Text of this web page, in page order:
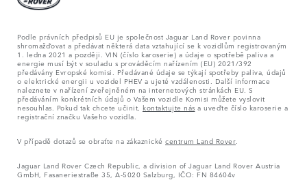
Podle právních předpisů EU je společnost Jaguar Land Rover povinna
shromažďovat a předávat některá data vztahující se k vozidlům registrovaným
1. ledna 2021 a později. VIN (číslo karoserie) a údaje o spotřebě paliva a
energie musí být v souladu s prováděcím nařízením (EU) 2021/392
předávány Evropské komisi. Předávané údaje se týkají spotřeby paliva, údajů
o elektrické energii u vozidel PHEV a ujeté vzdálenosti. Další informace
naleznete v nařízení zveřejněném na internetových stránkách EU. S
předáváním konkrétních údajů o Vašem vozidle Komisi můžete vyslovit
nesouhlas. Pokud tak chcete učinit, kontaktujte nás a uveďte číslo karoserie a
registrační značku Vašeho vozidla.
V případě dotazů se obraťte na zákaznické centrum Land Rover
Jaguar Land Rover Czech Republic, a division of Jaguar Land Rover Austria
GmbH, Fasaneriestraße 35, A-5020 Salzburg, IČO: FN 84604v